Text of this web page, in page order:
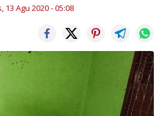
13 Agu 2020 - 05:08